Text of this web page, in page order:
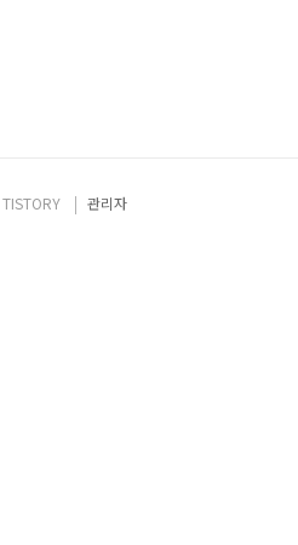
TISTORY 관리자